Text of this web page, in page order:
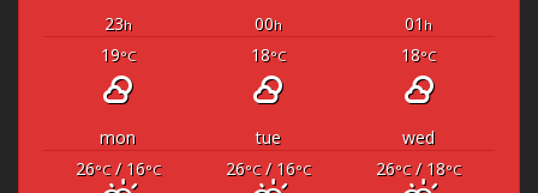
23h 00h 01 h
19°C 18°C 18°C
mon tue
wed
26°C/ 16°C 26°C/ 16°C 26°C/ 18°C